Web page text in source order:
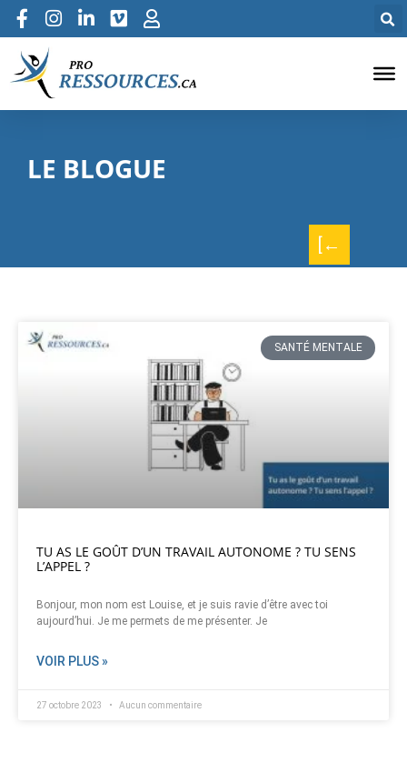
LE BLOGUE
[←
SANTÉ MENTALE
TU AS LE GOÛT D’UN TRAVAIL AUTONOME ? TU SENS
L’APPEL ?
Bonjour, mon nom est Louise, et je suis ravie d’être avec toi
aujourd’hui. Je me permets de me présenter. Je
VOIR PLUS »
27 octobre 2023 Aucun commentaire